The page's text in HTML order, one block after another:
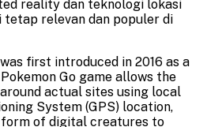
reality dan teknologi lokasi
tetap relevan dan populer di
first introduced in 2016 as a
Go game allows the
actual sites using local
System (GPS) location,
form of digital creatures to